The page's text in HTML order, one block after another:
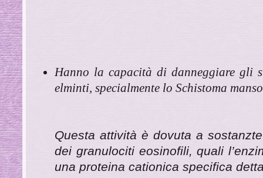
Hanno la capacità di danneggiare gli
elminti, specialmente lo Schistoma
Questa attività è dovuta a
dei granulociti eosinofili, quali
una proteina cationica specifica